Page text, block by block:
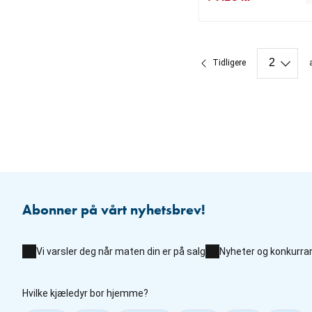
Tidligere
Abonner på vårt nyhetsbrev!
Vi varsler deg når maten din er på salg Nyheter og
Hvilke kjæledyr bor hjemme?